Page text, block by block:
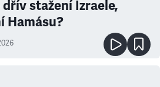
stažení Izraele,
Hamásu?